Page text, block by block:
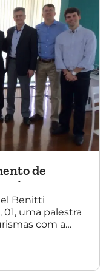
de
Benitti
uma palestra
com a
com os
do Rio Grande